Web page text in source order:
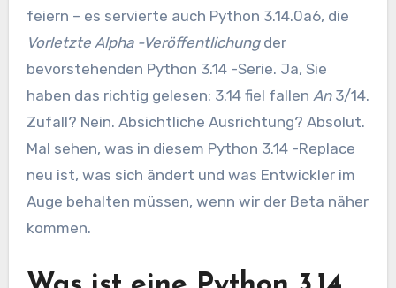
feiern – es servierte auch Python 3.14.0a6, die
Vorletzte Alpha -Veröffentlichungder
bevorstehenden Python 3.14 -Serie. Ja, Sie
haben das richtig gelesen: 3.14 fiel fallen An3/14.
Zufall? Nein. Absichtliche Ausrichtung? Absolut.
Mal sehen, was in diesem Python 3.14 -Replace
neu ist, was sich ändert und was Entwickler im
Auge behalten müssen, wenn wir der Beta näher
kommen.